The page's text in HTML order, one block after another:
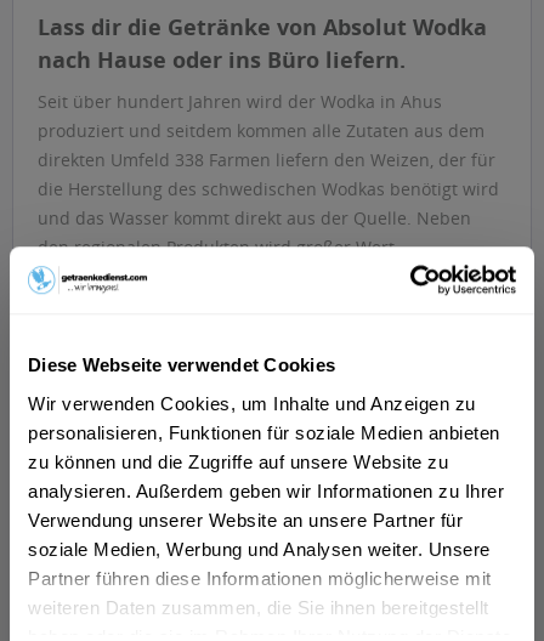
Diese Webseite verwendet Cookies
Wir verwenden Cookies, um Inhalte und Anzeigen zu
personalisieren, Funktionen für soziale Medien anbieten
zu können und die Zugriffe auf unsere Website zu
analysieren. Außerdem geben wir Informationen zu Ihrer
Verwendung unserer Website an unsere Partner für
soziale Medien, Werbung und Analysen weiter. Unsere
Partner führen diese Informationen möglicherweise mit
weiteren Daten zusammen, die Sie ihnen bereitgestellt
Lass dir die Getränke von Absolut Wodka
nach Hause oder ins Büro liefern.
Seit über hundert Jahren wird der Wodka in Ahus
produziert und seitdem kommen alle Zutaten aus dem
direkten Umfeld 338 Farmen liefern den Weizen, der für
die Herstellung des schwedischen Wodkas benötigt wird
und das Wasser kommt direkt aus der Quelle. Neben
den regionalen Produkten wird großer Wert
daraufgelegt, dass auch mit der Umwelt achtsam
und Kühe in der Region verfüttert. Seit 1979 die
Unternehmensgründung auf amerikanischen Boden
stattfand, sind die Wodkas weltweit bekannt. >>>mehr
Filtern